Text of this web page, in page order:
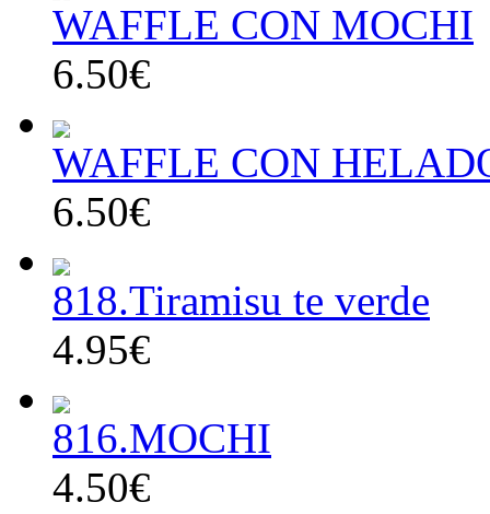
WAFFLE CON MOCHI
6.50€
WAFFLE CON
6.50€
818.Tiramisu te verde
4.95€
816.MOCHI
4.50€